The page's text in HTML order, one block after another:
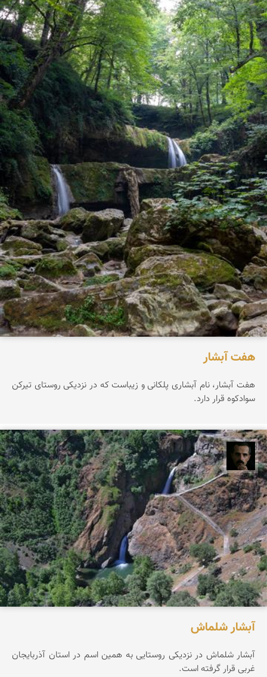
هفت آبشار
هفت آبشار، نام آبشاری پلکانی و زیباست که در نزدیکی روستای تیرکن
سوادکوه قرار دارد.
عباس رحمانی
آبشار شلماش
آبشار شلماش در نزدیکی روستایی به همین اسم در استان آذربایجان
غربی قرار گرفته است.